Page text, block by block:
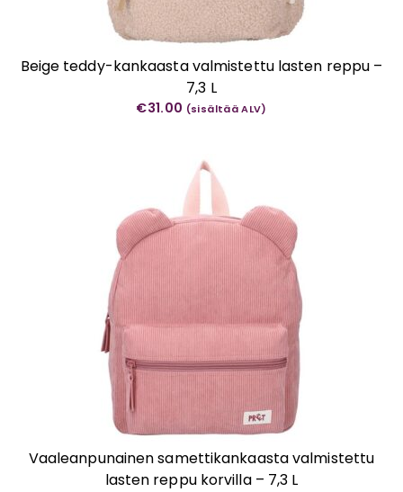
Beige teddy-kankaasta valmistettu lasten reppu –
7,3 L
€31.00 (sisältää ALV)
Vaaleanpunainen samettikankaasta valmistettu
lasten reppu korvilla – 7,3 L